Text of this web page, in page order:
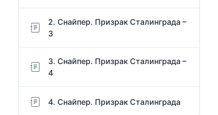
2. Снайпер. Призрак Сталинграда –
3
3. Снайпер. Призрак Сталинграда –
4
4. Снайпер. Призрак Сталинграда